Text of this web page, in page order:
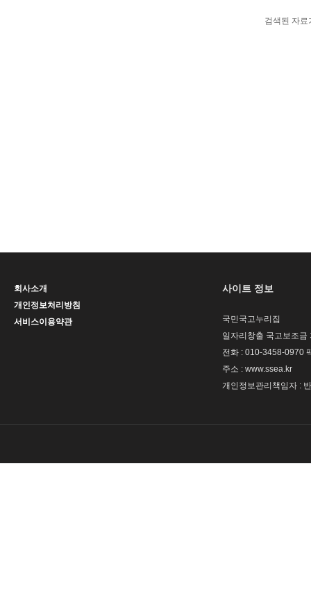
검색된 자료
회사소개
개인정보처리방침
서비스이용약관
사이트 정보
국민국고누리집
일자리창출 국고보조금
전화 : 010-3458-0970
주소 : www.ssea.kr
개인정보관리책임자 :